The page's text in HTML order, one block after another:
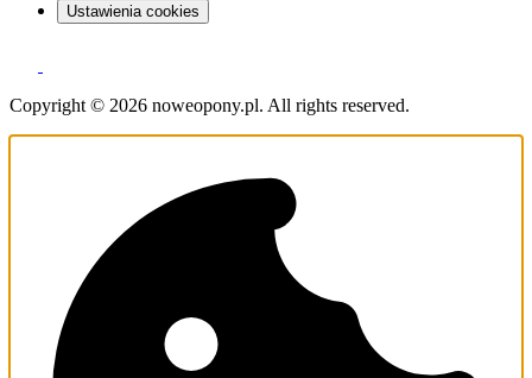
Ustawienia cookies
Copyright © 2026 noweopony.pl. All rights reserved.